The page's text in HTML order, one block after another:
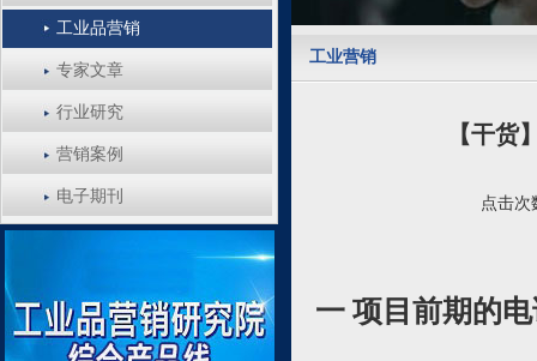
工业品营销
专家文章
行业研究
营销案例
电子期刊
工业营销
【干货
点击
一 项目前期的